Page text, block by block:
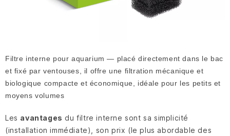
Filtre interne pour aquarium — placé directement dans le bac
et fixé par ventouses, il offre une filtration mécanique et
biologique compacte et économique, idéale pour les petits et
moyens volumes
Les avantages du filtre interne sont sa simplicité
(installation immédiate), son prix (le plus abordable des